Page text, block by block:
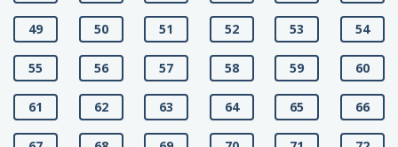
49 50 51 52 53 54
55 56 57 58 59 60
61 62 63 64 65 66